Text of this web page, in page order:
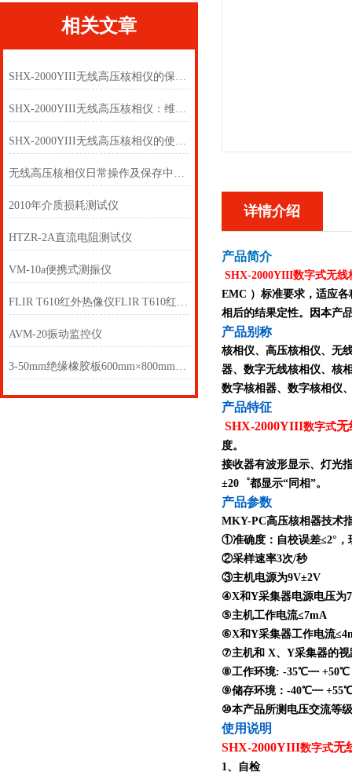
相关文章
SHX-2000YIII无线高压核相仪的保养工作你会了么
SHX-2000YIII无线高压核相仪：维护保养及注意事项
SHX-2000YIII无线高压核相仪的使用方法
无线高压核相仪日常操作及保存中注意事项
2010年介质损耗测试仪
HTZR-2A直流电阻测试仪
VM-10a便携式测振仪
FLIR T610红外热像仪FLIR T610红外热像仪
AVM-20振动监控仪
3-50mm绝缘橡胶板600mm×800mm 绝缘胶垫
详情介绍
产品简介
SHX-2000YIII数字式无线
EMC ）标准要求，适应
相后的结果定性。因本产
产品别称
核相仪、高压核相仪、无
器、数字无线核相仪、核
数字核相器、数字核相仪
产品特征
SHX-2000YIII数字式无
度。
接收器有波形显示、灯光
±20゜都显示“同相”。
产品参数
MKY-PC高压核相器技术
①准确度：自校误差≤2°，
②采样速率3次/秒
③主机电源为9V±2V
④X和Y采集器电源电压为
⑤主机工作电流≤7mA
⑥X和Y采集器工作电流
⑦主机和 X、Y采集器的视
⑧工作环境: -35℃┉ +50℃
⑨储存环境：-40℃┉
⑩本产品所测电压交流等
使用说明
SHX-2000YIII数字式无
1、自检